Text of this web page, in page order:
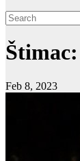
Feb 8, 2023